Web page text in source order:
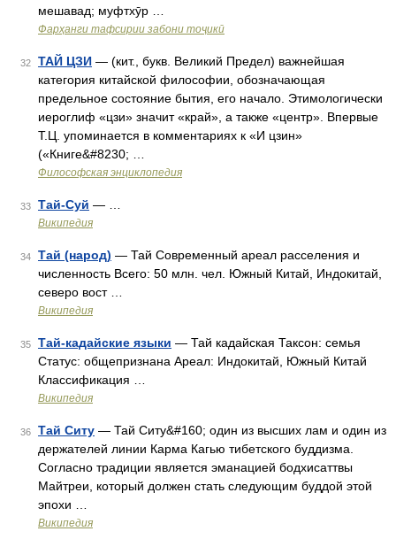
мешавад; муфтхӯр …
Фарҳанги тафсирии забони тоҷикӣ
32 ТАЙ ЦЗИ — (кит., букв. Великий Предел) важнейшая
категория китайской философии, обозначающая
предельное состояние бытия, его начало. Этимологически
иероглиф «цзи» значит «край», а также «центр». Впервые
Т.Ц. упоминается в комментариях к «И цзин»
(«Книге&#8230; …
Философская энциклопедия
33 Тай-Суй — …
Википедия
34 Тай (народ) — Тай Современный ареал расселения и
численность Всего: 50 млн. чел. Южный Китай, Индокитай,
северо вост …
Википедия
35 Тай-кадайские языки — Тай кадайская Таксон: семья
Статус: общепризнана Ареал: Индокитай, Южный Китай
Классификация …
Википедия
36 Тай Ситу — Тай Ситу&#160; один из высших лам и один из
держателей линии Карма Кагью тибетского буддизма.
Согласно традиции является эманацией бодхисаттвы
Майтреи, который должен стать следующим буддой этой
эпохи …
Википедия